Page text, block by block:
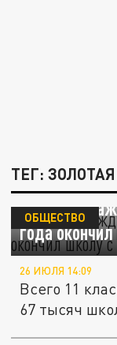
ТЕГ:
В Москве
года
ОБЩЕСТВО
26 ИЮЛЯ 14:09
Всего 11
67 тысяч